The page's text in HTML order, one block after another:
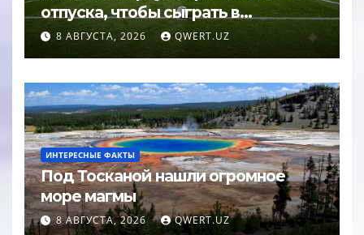
отпуска, чтобы сыграть в
Суперкубке УЕФА
8 АВГУСТА, 2026 QWERT.UZ
ИНТЕРЕСНЫЕ ФАКТЫ
Под Тосканой нашли огромное
море магмы
8 АВГУСТА, 2026 QWERT.UZ